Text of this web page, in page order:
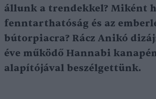
állunk a trendekkel? Miként
fenntarthatóság és az
bútorpiacra? Rácz Anikó
éve működő Hannabi
alapítójával beszélgettünk.